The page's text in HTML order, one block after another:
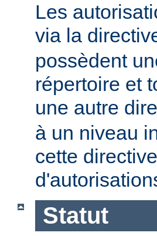
Les
via la
possèdent
répertoire et
une autre
à un niveau
cette
Statut